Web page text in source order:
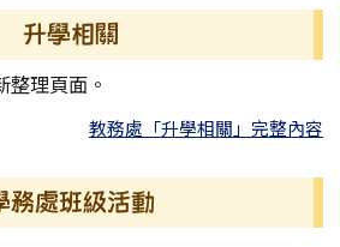
升學相關
整理頁面。
教務處「升學相關」完整內容
務處班級活動